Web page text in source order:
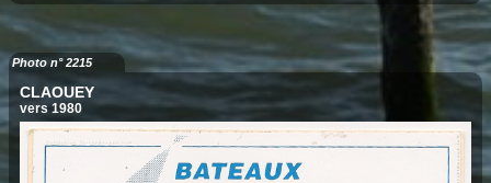
Photo n° 2215
CLAOUEY
vers 1980